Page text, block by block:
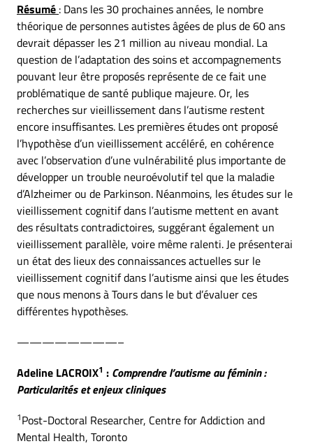
Résumé : Dans les 30 prochaines années, le nombre
théorique de personnes autistes âgées de plus de 60 ans
devrait dépasser les 21 million au niveau mondial. La
question de l’adaptation des soins et accompagnements
pouvant leur être proposés représente de ce fait une
problématique de santé publique majeure. Or, les
recherches sur vieillissement dans l’autisme restent
encore insuffisantes. Les premières études ont proposé
l’hypothèse d’un vieillissement accéléré, en cohérence
avec l’observation d’une vulnérabilité plus importante de
développer un trouble neuroévolutif tel que la maladie
d’Alzheimer ou de Parkinson. Néanmoins, les études sur le
vieillissement cognitif dans l’autisme mettent en avant
des résultats contradictoires, suggérant également un
vieillissement parallèle, voire même ralenti. Je présenterai
un état des lieux des connaissances actuelles sur le
vieillissement cognitif dans l’autisme ainsi que les études
que nous menons à Tours dans le but d’évaluer ces
différentes hypothèses.
————————–
Adeline LACROIX1 : Comprendre l’autisme au féminin :
Particularités et enjeux cliniques
1Post-Doctoral Researcher, Centre for Addiction and
Mental Health, Toronto